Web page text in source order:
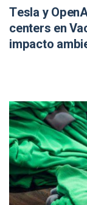
Tesla y
centers en
impacto